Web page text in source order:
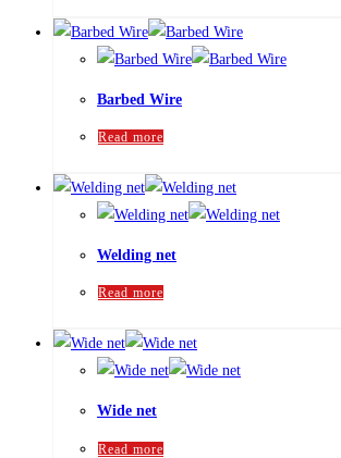
Barbed Wire
Read more
Welding net
Read more
Wide net
Read more